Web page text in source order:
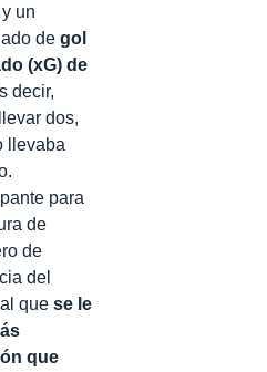
y un
de gol
(xG) de
decir,
dos,
llevaba
para
de
de
del
que se le
que